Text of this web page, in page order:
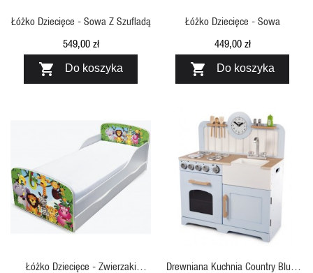
Łóżko Dziecięce - Sowa Z Szufladą
549,00 zł
 Do koszyka
Łóżko Dziecięce - Sowa
449,00 zł
 Do koszyka
Łóżko Dziecięce - Zwierzaki
SZYBKI PODGLĄD
Drewniana Kuchnia Country Blue,